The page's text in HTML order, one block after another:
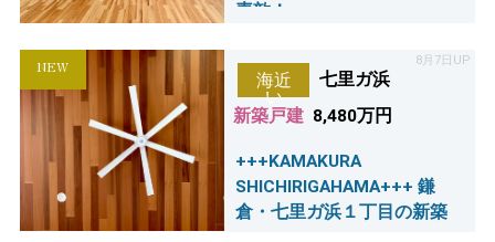
素敵！
NEW 8月7日UP
海近
い
七里ガ浜
新築戸建 8,480万円
+++KAMAKURA
SHICHIRIGAHAMA+++ 鎌
倉・七里ガ浜１丁目の新築